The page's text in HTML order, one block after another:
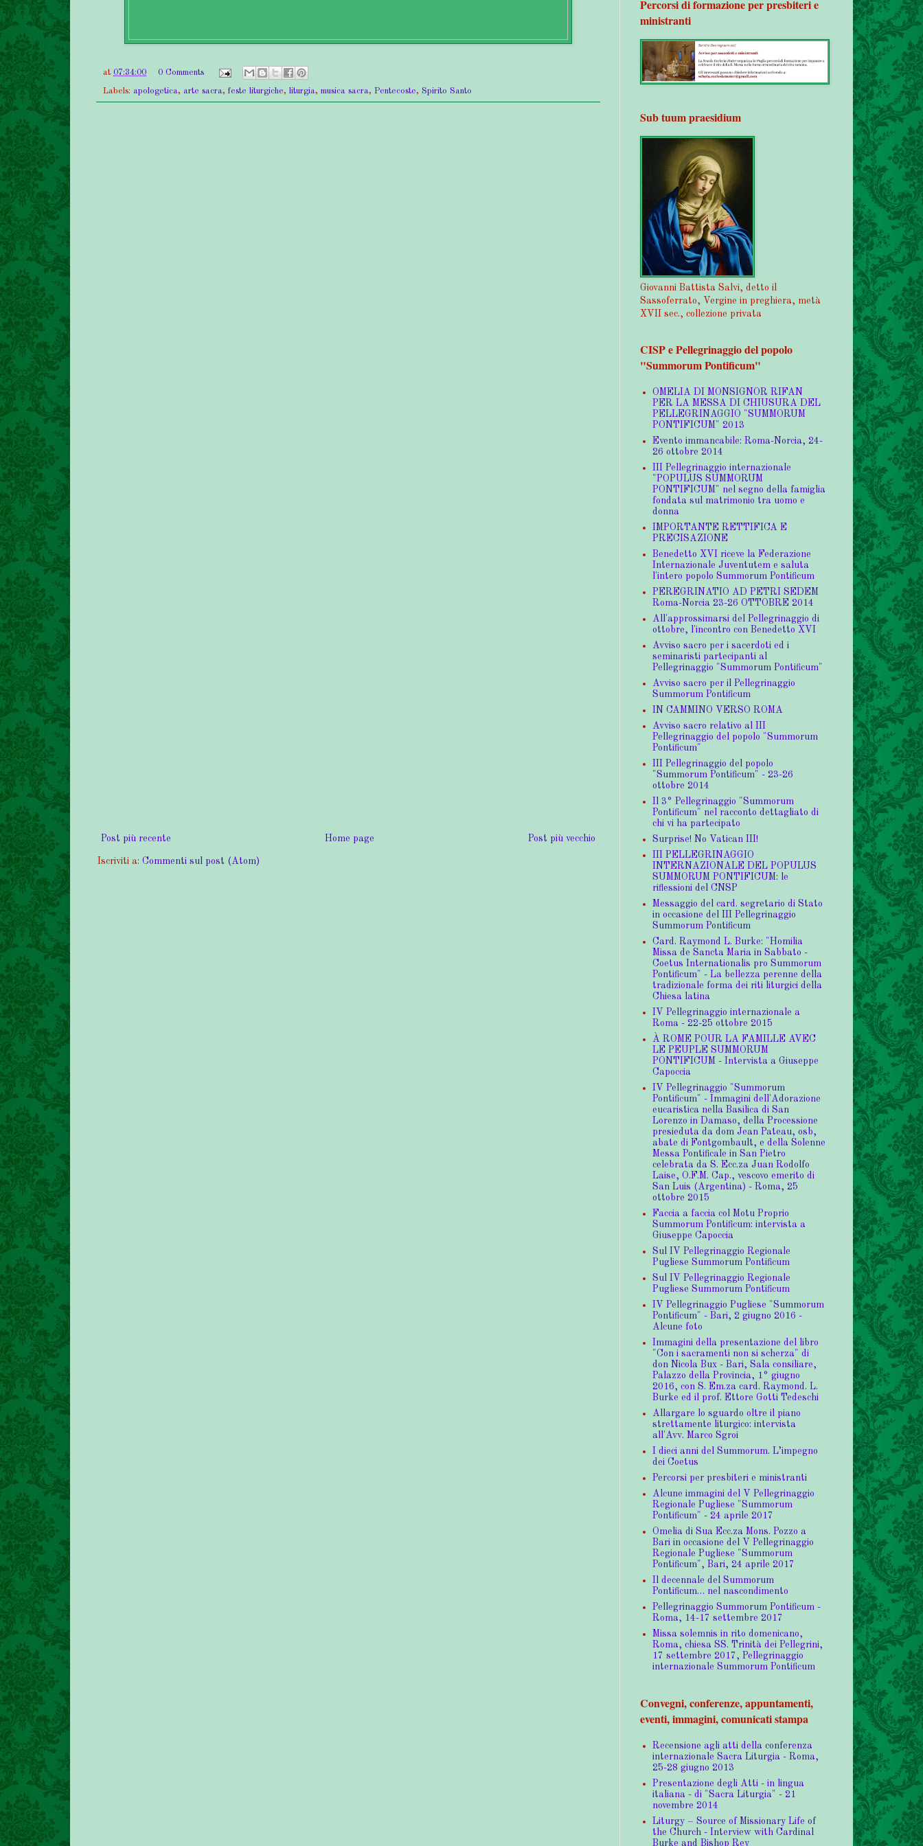
at 07:34:00 0 Comments
Labels: apologetica, arte sacra, feste liturgiche, liturgia, musica sacra, Pentecoste, Spirito Santo
Post più recente Post più vecchio
Home page
Iscriviti a: Commenti sul post (Atom)
Percorsi di formazione per presbiteri e
ministranti
Sub tuum praesidium
Giovanni Battista Salvi, detto il
Sassoferrato, Vergine in preghiera, metà
XVII sec., collezione privata
CISP e Pellegrinaggio del popolo
"Summorum Pontificum"
OMELIA DI MONSIGNOR RIFAN
PER LA MESSA DI CHIUSURA DEL
PELLEGRINAGGIO "SUMMORUM
PONTIFICUM" 2013
Evento immancabile: Roma-Norcia, 24-
26 ottobre 2014
III Pellegrinaggio internazionale
"POPULUS SUMMORUM
PONTIFICUM" nel segno della famiglia
fondata sul matrimonio tra uomo e
donna
IMPORTANTE RETTIFICA E
PRECISAZIONE
Benedetto XVI riceve la Federazione
Internazionale Juventutem e saluta
l'intero popolo Summorum Pontificum
PEREGRINATIO AD PETRI SEDEM
Roma-Norcia 23-26 OTTOBRE 2014
All'approssimarsi del Pellegrinaggio di
ottobre, l'incontro con Benedetto XVI
Avviso sacro per i sacerdoti ed i
seminaristi partecipanti al
Pellegrinaggio "Summorum Pontificum"
Avviso sacro per il Pellegrinaggio
Summorum Pontificum
IN CAMMINO VERSO ROMA
Avviso sacro relativo al III
Pellegrinaggio del popolo "Summorum
Pontificum"
III Pellegrinaggio del popolo
"Summorum Pontificum" - 23-26
ottobre 2014
Il 3° Pellegrinaggio "Summorum
Pontificum" nel racconto dettagliato di
chi vi ha partecipato
Surprise! No Vatican III!
III PELLEGRINAGGIO
INTERNAZIONALE DEL POPULUS
SUMMORUM PONTIFICUM: le
riflessioni del CNSP
Messaggio del card. segretario di Stato
in occasione del III Pellegrinaggio
Summorum Pontificum
Card. Raymond L. Burke: "Homilia
Missa de Sancta Maria in Sabbato -
Coetus Internationalis pro Summorum
Pontificum" - La bellezza perenne della
tradizionale forma dei riti liturgici della
Chiesa latina
IV Pellegrinaggio internazionale a
Roma - 22-25 ottobre 2015
À ROME POUR LA FAMILLE AVEC
LE PEUPLE SUMMORUM
PONTIFICUM - Intervista a Giuseppe
Capoccia
IV Pellegrinaggio "Summorum
Pontificum" - Immagini dell'Adorazione
eucaristica nella Basilica di San
Lorenzo in Damaso, della Processione
presieduta da dom Jean Pateau, osb,
abate di Fontgombault, e della Solenne
Messa Pontificale in San Pietro
celebrata da S. Ecc.za Juan Rodolfo
Laise, O.F.M. Cap., vescovo emerito di
San Luis (Argentina) - Roma, 25
ottobre 2015
Faccia a faccia col Motu Proprio
Summorum Pontificum: intervista a
Giuseppe Capoccia
Sul IV Pellegrinaggio Regionale
Pugliese Summorum Pontificum
Sul IV Pellegrinaggio Regionale
Pugliese Summorum Pontificum
IV Pellegrinaggio Pugliese "Summorum
Pontificum" - Bari, 2 giugno 2016 -
Alcune foto
Immagini della presentazione del libro
"Con i sacramenti non si scherza" di
don Nicola Bux - Bari, Sala consiliare,
Palazzo della Provincia, 1° giugno
2016, con S. Em.za card. Raymond. L.
Burke ed il prof. Ettore Gotti Tedeschi
Allargare lo sguardo oltre il piano
strettamente liturgico: intervista
all'Avv. Marco Sgroi
I dieci anni del Summorum. L’impegno
dei Coetus
Percorsi per presbiteri e ministranti
Alcune immagini del V Pellegrinaggio
Regionale Pugliese "Summorum
Pontificum" - 24 aprile 2017
Omelia di Sua Ecc.za Mons. Pozzo a
Bari in occasione del V Pellegrinaggio
Regionale Pugliese "Summorum
Pontificum", Bari, 24 aprile 2017
Il decennale del Summorum
Pontificum… nel nascondimento
Pellegrinaggio Summorum Pontificum -
Roma, 14-17 settembre 2017
Missa solemnis in rito domenicano,
Roma, chiesa SS. Trinità dei Pellegrini,
17 settembre 2017, Pellegrinaggio
internazionale Summorum Pontificum
Convegni, conferenze, appuntamenti,
eventi, immagini, comunicati stampa
Recensione agli atti della conferenza
internazionale Sacra Liturgia - Roma,
25-28 giugno 2013
Presentazione degli Atti - in lingua
italiana - di "Sacra Liturgia" - 21
novembre 2014
Liturgy – Source of Missionary Life of
the Church - Interview with Cardinal
Burke and Bishop Rey